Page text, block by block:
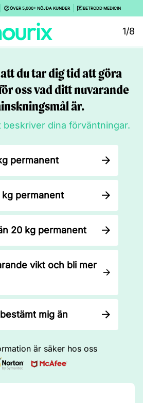
ÖVER 5,000+ NÖJDA KUNDER BETRODD MEDICIN
1/8
du tar dig tid att göra
oss vad ditt nuvarande
är.
beskriver dina förväntningar.
permanent
kg permanent
20 kg permanent
vikt och bli mer
mig än
är säker hos oss